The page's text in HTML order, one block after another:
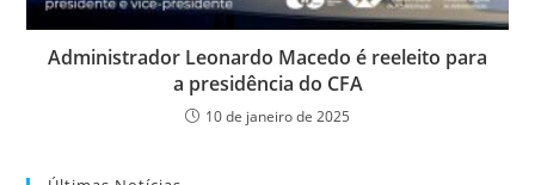
Administrador Leonardo Macedo é reeleito para
a presidência do CFA
10 de janeiro de 2025